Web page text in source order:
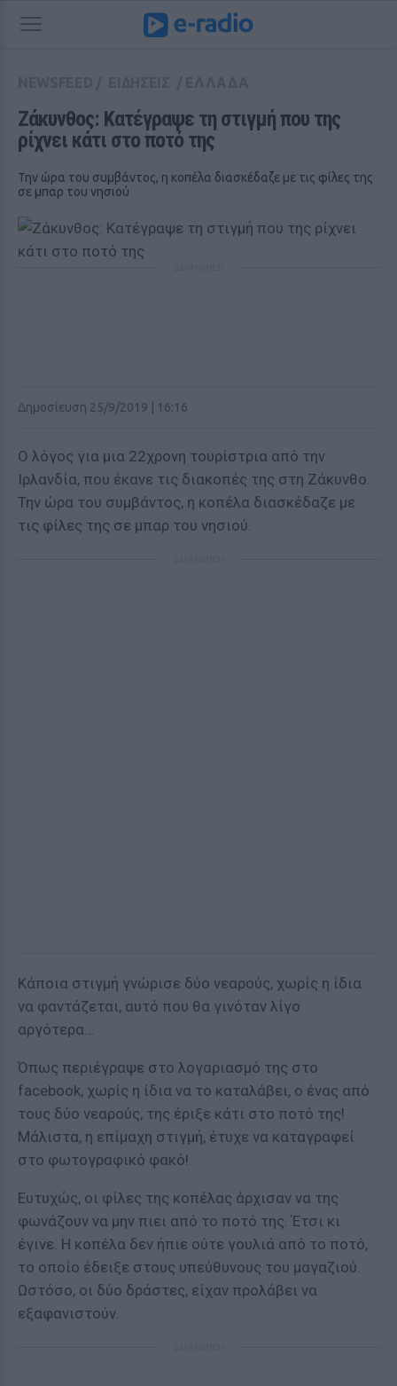
Ζάκυνθος: Κατέγραψε τη στιγμή που της
ρίχνει κάτι στο ποτό της
Την ώρα του συμβάντος, η κοπέλα διασκέδαζε με τις φίλες της
σε μπαρ του νησιού
Δημοσίευση 25/9/2019 | 16:16
Ο λόγος για μια 22χρονη τουρίστρια από την
Ιρλανδία, που έκανε τις διακοπές της στη Ζάκυνθο.
Την ώρα του συμβάντος, η κοπέλα διασκέδαζε με
τις φίλες της σε μπαρ του νησιού.
Κάποια στιγμή γνώρισε δύο νεαρούς, χωρίς η ίδια
να φαντάζεται, αυτό που θα γινόταν λίγο
αργότερα…
Όπως περιέγραψε στο λογαριασμό της στο
facebook, χωρίς η ίδια να το καταλάβει, ο ένας από
τους δύο νεαρούς, της έριξε κάτι στο ποτό της!
Μάλιστα, η επίμαχη στιγμή, έτυχε να καταγραφεί
στο φωτογραφικό φακό!
Ευτυχώς, οι φίλες της κοπέλας άρχισαν να της
φωνάζουν να μην πιει από το ποτό της. Έτσι κι
έγινε. Η κοπέλα δεν ήπιε ούτε γουλιά από το ποτό,
το οποίο έδειξε στους υπεύθυνους του μαγαζιού.
Ωστόσο, οι δύο δράστες, είχαν προλάβει να
εξαφανιστούν.